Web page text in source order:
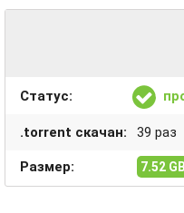
Статус:
.torrent скачан: 39 раз
Размер: 7.52 GB